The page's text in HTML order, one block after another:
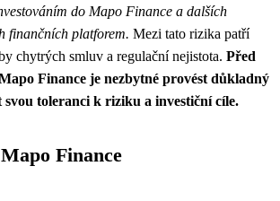
do Mapo Finance a dalších
finančních platforem. Mezi tato rizika patří
chytrých smluv a regulační nejistota. Před
Finance je nezbytné provést důkladný
toleranci k riziku a investiční cíle.
Finance